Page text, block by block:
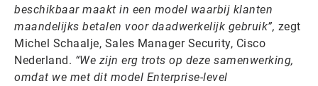
beschikbaar maakt in een model waarbij klanten
maandelijks betalen voor daadwerkelijk gebruik”, zegt
Michel Schaalje, Sales Manager Security, Cisco
Nederland. “We zijn erg trots op deze samenwerking,
omdat we met dit model Enterprise-level